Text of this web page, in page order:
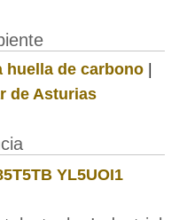
de carbono|
de Asturias
YL5UOI1